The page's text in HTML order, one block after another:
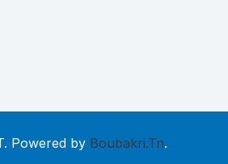
Powered by Boubakri.Tn.